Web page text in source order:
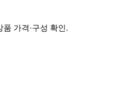
가격·구성 확인.